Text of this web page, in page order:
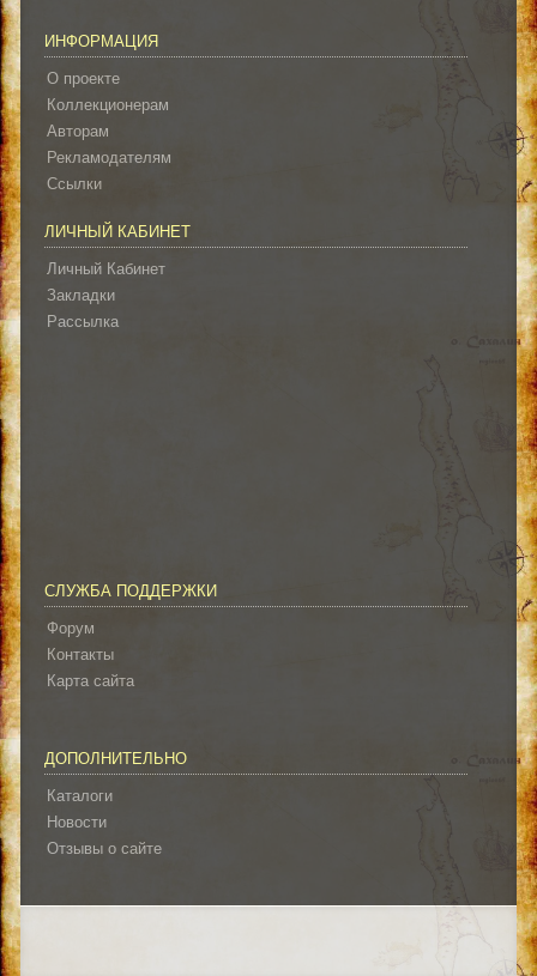
ИНФОРМАЦИЯ
О проекте
Коллекционерам
Авторам
Рекламодателям
Ссылки
ЛИЧНЫЙ КАБИНЕТ
Личный Кабинет
Закладки
Рассылка
СЛУЖБА ПОДДЕРЖКИ
Форум
Контакты
Карта сайта
ДОПОЛНИТЕЛЬНО
Каталоги
Новости
Отзывы о сайте